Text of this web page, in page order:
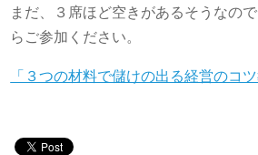
まだ、３席ほど空きがあるそうなの
らご参加ください。
「３つの材料で儲けの出る経営のコツ